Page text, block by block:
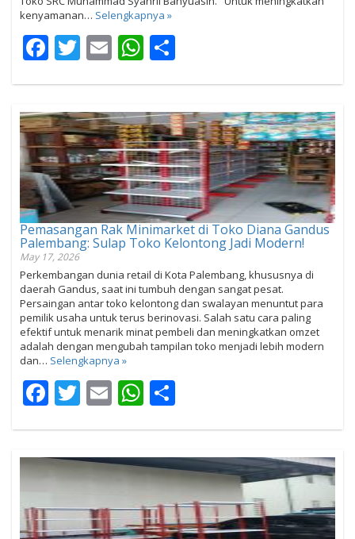
kenyamanan… Selengkapnya »
Facebook
Twitter
EmailWhatsApp
Pemasangan Rak Minimarket di Toko Diana Gandus
Palembang: Sulap Toko Kelontong Jadi Modern!
May 17, 2026
Perkembangan dunia retail di Kota Palembang, khususnya di
daerah Gandus, saat ini tumbuh dengan sangat pesat.
Persaingan antar toko kelontong dan swalayan menuntut para
pemilik usaha untuk terus berinovasi. Salah satu cara paling
efektif untuk menarik minat pembeli dan meningkatkan omzet
adalah dengan mengubah tampilan toko menjadi lebih modern
dan… Selengkapnya »
Facebook
Twitter
EmailWhatsApp